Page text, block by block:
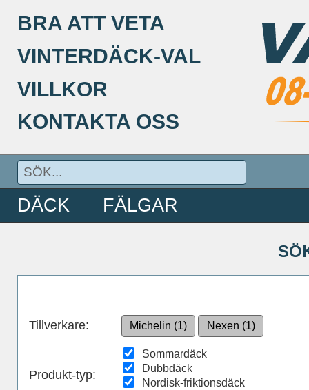
BRA ATT VETA
VINTERDÄCK-VAL
VILLKOR
KONTAKTA OSS
DÄCK FÄLGAR
Tillverkare: Michelin (1) Nexen (1)
Produkt-typ:
Sommardäck
Dubbdäck
Nordisk-friktionsdäck